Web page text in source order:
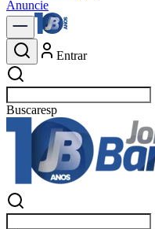
Anuncie
Entrar
Buscaresportes